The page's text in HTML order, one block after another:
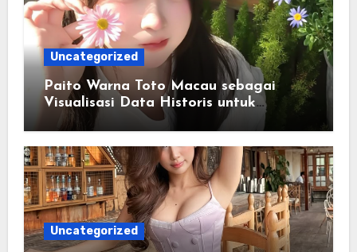
Uncategorized
Paito Warna Toto Macau sebagai
Visualisasi Data Historis untuk
Memahami Informasi Secara Lebih
Terstruktur
Uncategorized